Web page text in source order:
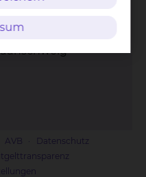
AVB
Datenschutz